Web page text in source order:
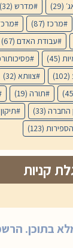
(29) מדרש (32)
מרכז (87)
עבודת האדם (67)
(45)
(102) צוותא (32)
תורה (19)
החברה (33)
(123)
קניות
בתוכן.